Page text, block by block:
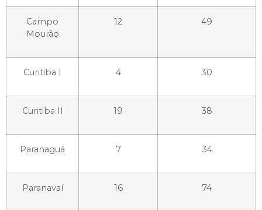
Campo
Mourão
12 49
Curitiba I 4 30
Curitiba II 19 38
Paranaguá 7 34
Paranavaí 16 74